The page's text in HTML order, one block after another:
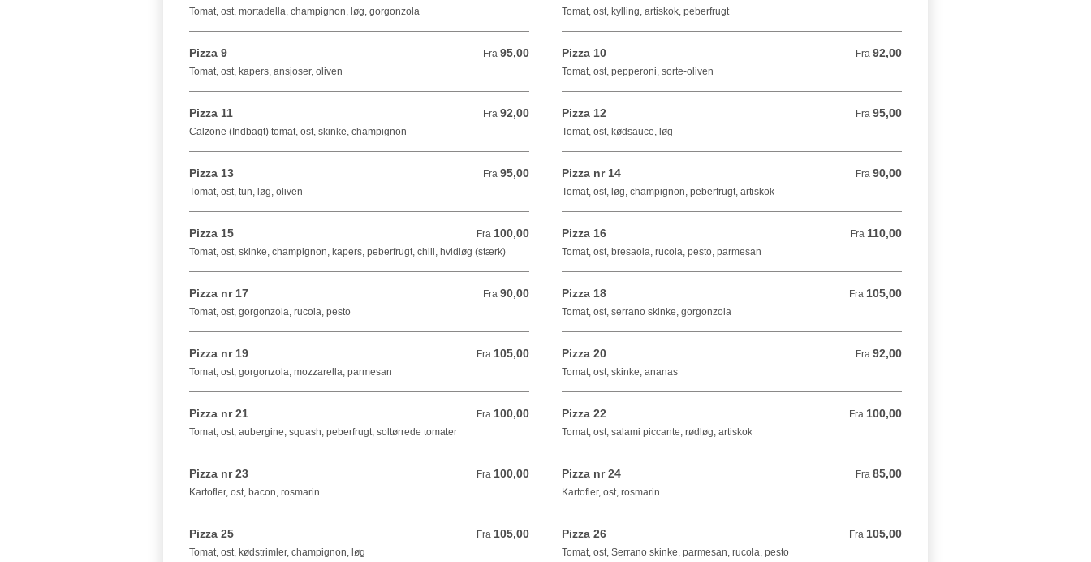
Tomat, ost, mortadella, champignon, løg, gorgonzola
Tomat, ost, kylling, artiskok, peberfrugt
Pizza 9 Fra 95,00
Fra 95,00 DKK
Tomat, ost, kapers, ansjoser, oliven
Pizza 10 Fra 92,00
Fra 92,00 DKK
Tomat, ost, pepperoni, sorte-oliven
Pizza 11 Fra 92,00
Fra 92,00 DKK
Calzone (Indbagt) tomat, ost, skinke, champignon
Pizza 12 Fra 95,00
Fra 95,00 DKK
Tomat, ost, kødsauce, løg
Pizza 13 Fra 95,00
Fra 95,00 DKK
Tomat, ost, tun, løg, oliven
Pizza nr 14 Fra 90,00
Fra 90,00 DKK
Tomat, ost, løg, champignon, peberfrugt, artiskok
Pizza 15 Fra 100,00
Fra 100,00 DKK
Tomat, ost, skinke, champignon, kapers, peberfrugt, chili, hvidløg (stærk)
Pizza 16 Fra 110,00
Fra 110,00 DKK
Tomat, ost, bresaola, rucola, pesto, parmesan
Pizza nr 17 Fra 90,00
Fra 90,00 DKK
Tomat, ost, gorgonzola, rucola, pesto
Pizza 18 Fra 105,00
Fra 105,00 DKK
Tomat, ost, serrano skinke, gorgonzola
Pizza nr 19 Fra 105,00
Fra 105,00 DKK
Tomat, ost, gorgonzola, mozzarella, parmesan
Pizza 20 Fra 92,00
Fra 92,00 DKK
Tomat, ost, skinke, ananas
Pizza nr 21 Fra 100,00
Fra 100,00 DKK
Tomat, ost, aubergine, squash, peberfrugt, soltørrede tomater
Pizza 22 Fra 100,00
Fra 100,00 DKK
Tomat, ost, salami piccante, rødløg, artiskok
Pizza nr 23 Fra 100,00
Fra 100,00 DKK
Kartofler, ost, bacon, rosmarin
Pizza nr 24 Fra 85,00
Fra 85,00 DKK
Kartofler, ost, rosmarin
Pizza 25 Fra 105,00
Fra 105,00 DKK
Tomat, ost, kødstrimler, champignon, løg
Pizza 26 Fra 105,00
Fra 105,00 DKK
Tomat, ost, Serrano skinke, parmesan, rucola, pesto